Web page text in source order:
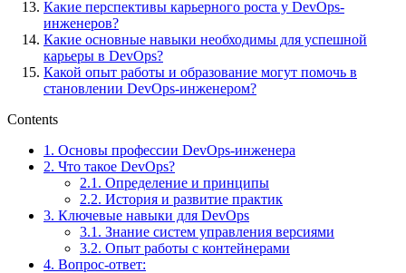
Какие перспективы карьерного роста у DevOps-
инженеров?
Какие основные навыки необходимы для успешной
карьеры в DevOps?
Какой опыт работы и образование могут помочь в
становлении DevOps-инженером?
Contents
1. Основы профессии DevOps-инженера
2. Что такое DevOps?
2.1. Определение и принципы
2.2. История и развитие практик
3. Ключевые навыки для DevOps
3.1. Знание систем управления версиями
3.2. Опыт работы с контейнерами
4. Вопрос-ответ: